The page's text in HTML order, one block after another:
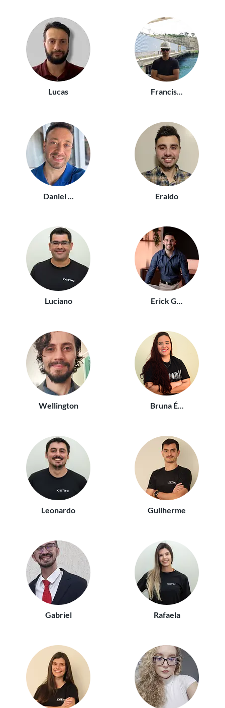
Lucas Francis...
Daniel ... Eraldo
Luciano Erick G...
Wellington Bruna É...
Leonardo Guilherme
Gabriel Rafaela